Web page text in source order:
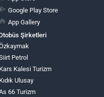
Google Play Store
App Gallery
Şirketleri
Petrol
Kars Kalesi Turizm
Kıdık Ulusay
66 Turizm